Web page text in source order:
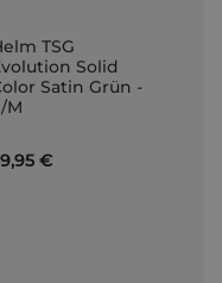
TSG
Solid
Satin Grün -
M
€